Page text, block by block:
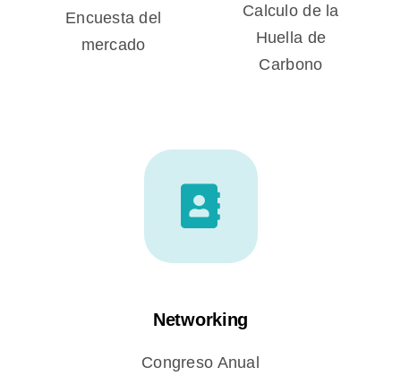
Encuesta del
mercado
Calculo de la
Huella de
Carbono
Networking
Congreso Anual